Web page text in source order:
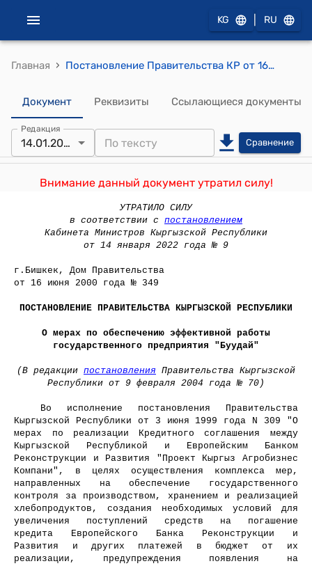
KG RU
Главная › Постановление Правительства КР от 16 июня 2000 года № 349 "О мерах по обеспечению эффективной работы государственного предприятия "Буудай"
Документ Реквизиты Ссылающиеся документы
Редакция
14.01.2022 Сравнение
Внимание данный документ утратил силу!